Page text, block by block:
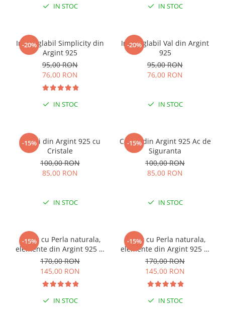
IN STOC IN STOC
-20%
Inel reglabil Simplicity din
Argint 925
95,00 RON
76,00 RON
IN STOC
-20%
Inel reglabil Val din Argint
925
95,00 RON
76,00 RON
IN STOC
-15%
Cercei din Argint 925 cu
Cristale
100,00 RON
85,00 RON
IN STOC
-15%
Cercei din Argint 925 Ac de
Siguranta
100,00 RON
85,00 RON
IN STOC
-15%
Colier cu Perla naturala,
elemente din Argint 925 si
margele Miyuki, multicolor
170,00 RON
145,00 RON
IN STOC
-15%
Colier cu Perla naturala,
elemente din Argint 925 si
margele Miyuki, verde/kiwi
170,00 RON
145,00 RON
IN STOC